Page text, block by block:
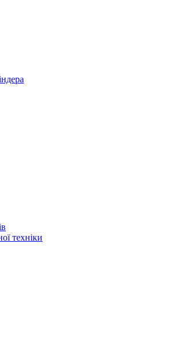
техніки